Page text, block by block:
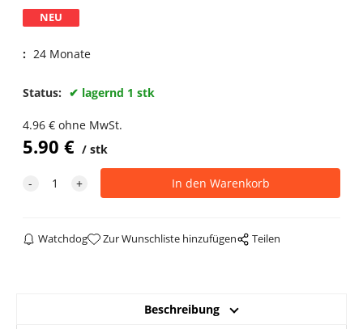
NEU
: 24 Monate
Status: lagernd 1 stk
4.96€ ohne MwSt.
5.90 € stk
Watchdog Zur Wunschliste hinzufügen Teilen
Beschreibung